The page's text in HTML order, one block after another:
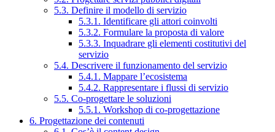
5.3. Definire il modello di servizio
5.3.1. Identificare gli attori coinvolti
5.3.2. Formulare la proposta di valore
5.3.3. Inquadrare gli elementi costitutivi del
servizio
5.4. Descrivere il funzionamento del servizio
5.4.1. Mappare l’ecosistema
5.4.2. Rappresentare i flussi di servizio
5.5. Co-progettare le soluzioni
5.5.1. Workshop di co-progettazione
6. Progettazione dei contenuti